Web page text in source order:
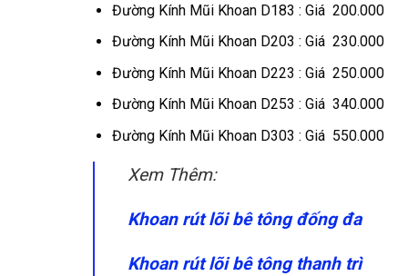
Đường Kính Mũi Khoan D183 : Giá 200.000
Đường Kính Mũi Khoan D203 : Giá 230.000
Đường Kính Mũi Khoan D223 : Giá 250.000
Đường Kính Mũi Khoan D253 : Giá 340.000
Đường Kính Mũi Khoan D303 : Giá 550.000
Xem Thêm:
Khoan rút lõi bê tông đống đa
Khoan rút lõi bê tông thanh trì